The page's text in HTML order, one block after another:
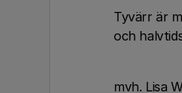
Tyvärr är
och
mvh. Lisa